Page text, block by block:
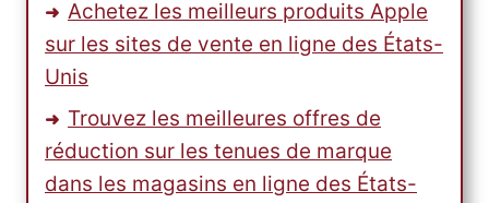
Achetez les meilleurs produits Apple
sur les sites de vente en ligne des États-
Unis
Trouvez les meilleures offres de
réduction sur les tenues de marque
dans les magasins en ligne des États-